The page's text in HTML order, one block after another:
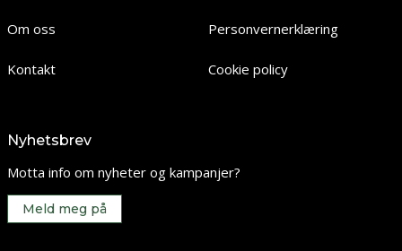
Om oss
Kontakt
Personvernerklæring
Cookie policy
Nyhetsbrev
Motta info om nyheter og kampanjer?
Meld meg på